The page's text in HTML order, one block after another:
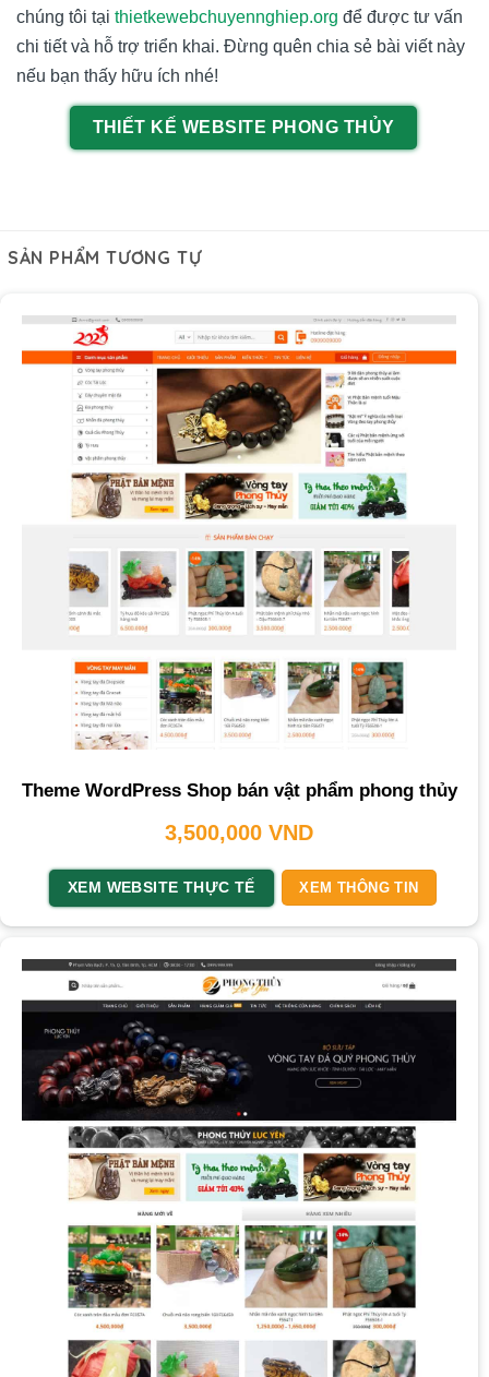
chúng tôi tại thietkewebchuyennghiep.org để được tư vấn
chi tiết và hỗ trợ triển khai. Đừng quên chia sẻ bài viết này
nếu bạn thấy hữu ích nhé!
THIẾT KẾ WEBSITE PHONG THỦY
SẢN PHẨM TƯƠNG TỰ
Theme WordPress Shop bán vật phẩm phong thủy
3,500,000 VND
XEM WEBSITE THỰC TẾ XEM THÔNG TIN